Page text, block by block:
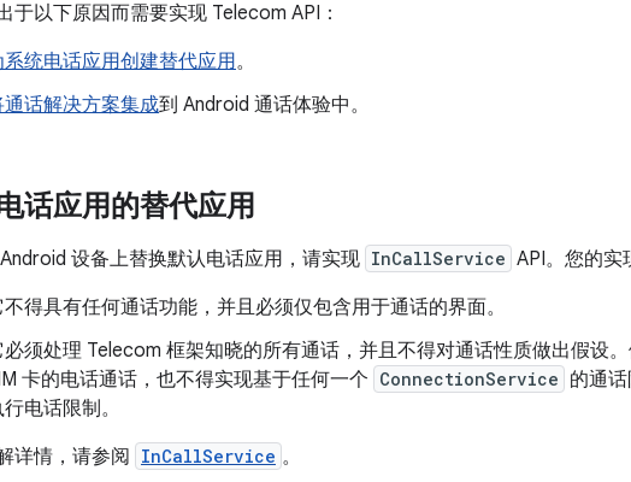
于以下原因而需要实现 Telecom API：
系统电话应用创建替代应用。
通话解决方案集成到 Android 通话体验中。
话应用的替代应用
设备上替换默认电话应用，请实现 InCallService API。您的实
不得具有任何通话功能，并且必须仅包含用于通话的界面。
必须处理 Telecom 框架知晓的所有通话，并且不得对通话性质做出假设
卡的电话通话，也不得实现基于任何一个 ConnectionService 的通
电话限制。
详情，请参阅
InCallService 。